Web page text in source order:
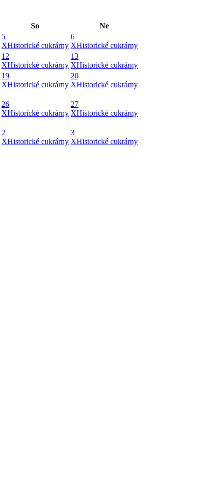
So
Ne
5
XHistorické cukrárny
6
XHistorické cukrárny
12
XHistorické cukrárny
13
XHistorické cukrárny
19
XHistorické cukrárny
20
XHistorické cukrárny
26
XHistorické cukrárny
27
XHistorické cukrárny
2
XHistorické cukrárny
3
XHistorické cukrárny